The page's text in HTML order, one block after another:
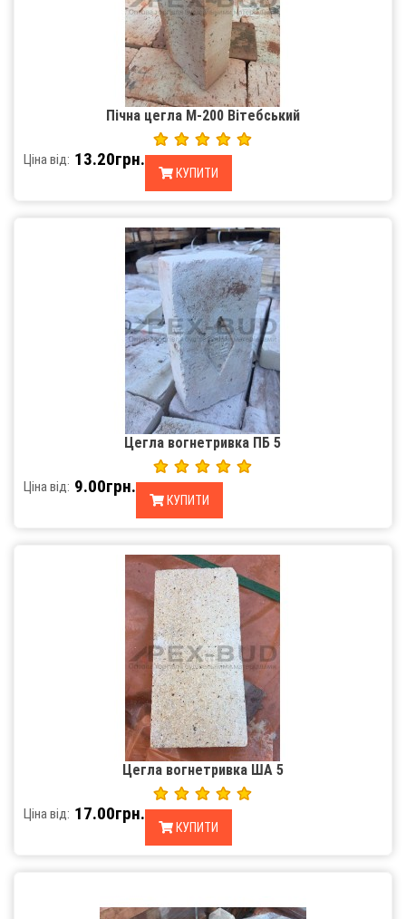
Пічна цегла М-200 Вітебський
Ціна від: 13.20грн.
КУПИТИ
Цегла вогнетривка ПБ 5
Ціна від: 9.00грн.
КУПИТИ
Цегла вогнетривка ША 5
Ціна від: 17.00грн.
КУПИТИ